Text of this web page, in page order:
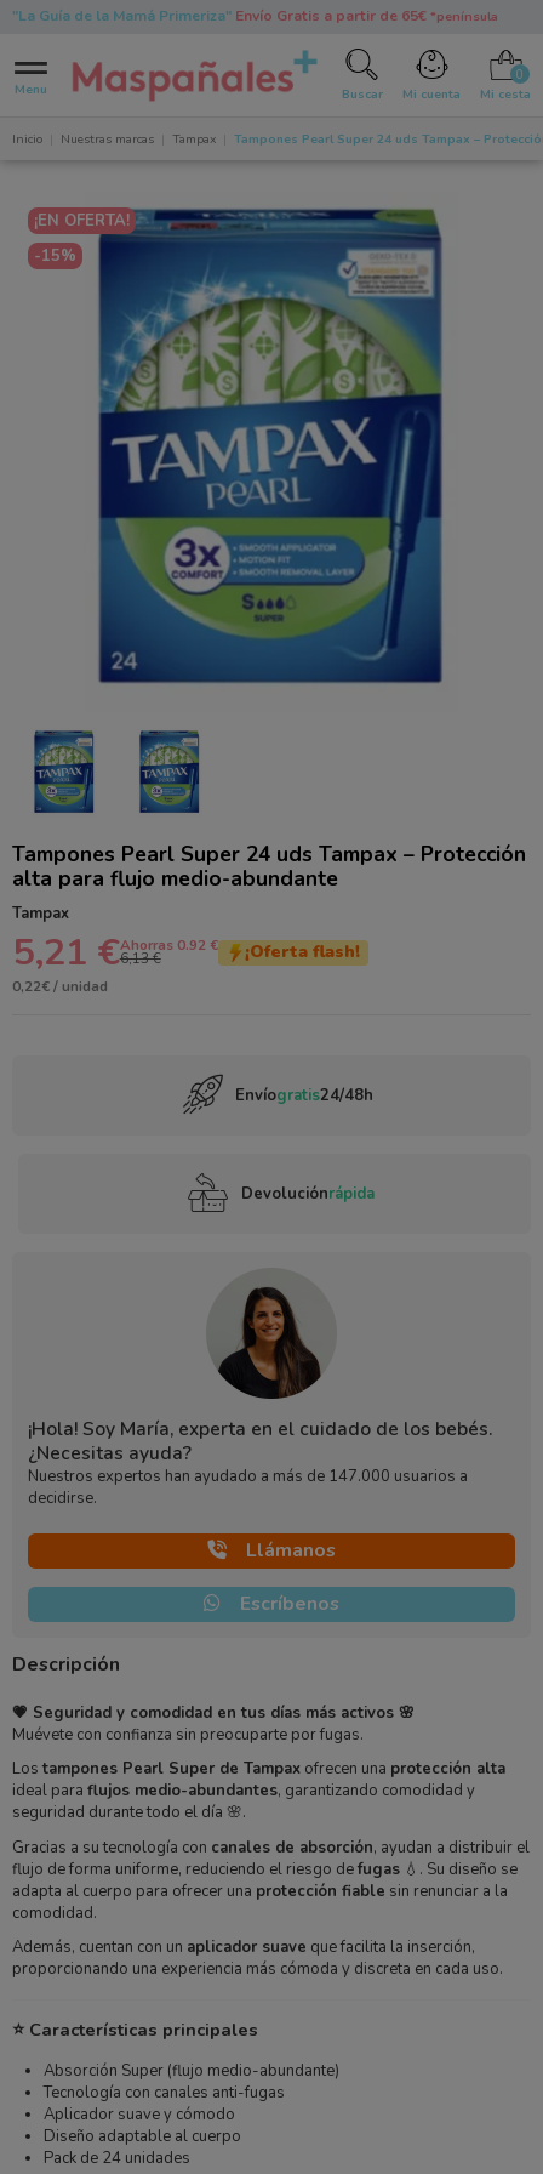
"La Guía de la Mamá Primeriza"Envío Gratis a partir de 65€ *península
Menu Buscar Mi cuenta Mi cesta
Inicio Nuestras marcas Tampax Tampones Pearl Super 24 uds Tampax –
¡EN OFERTA!
-15%
Tampones Pearl Super 24 uds Tampax – Protección
alta para flujo medio-abundante
Tampax
5,21 €Ahorras 0.92 €
6,13 € ¡Oferta flash!
0,22€ / unidad
Envíogratis24/48h
Devoluciónrápida
¡Hola! Soy María, experta en el cuidado de los bebés.
¿Necesitas ayuda?
Nuestros expertos han ayudado a más de 147.000 usuarios a
decidirse.
Llámanos
Escríbenos
Descripción
💗 Seguridad y comodidad en tus días más activos 🌸
Muévete con confianza sin preocuparte por fugas.
Los tampones Pearl Super de Tampaxofrecen una protección alta
ideal para flujos medio-abundantes, garantizando comodidad y
seguridad durante todo el día 🌸.
Gracias a su tecnología con canales de absorción, ayudan a distribuir el
flujo de forma uniforme, reduciendo el riesgo defugas💧. Su diseño se
adapta al cuerpo para ofrecer una protección fiable sin renunciar a la
comodidad.
Además, cuentan con un aplicador suave que facilita la inserción,
proporcionando una experiencia más cómoda y discreta en cada uso.
⭐ Características principales
Absorción Super (flujo medio-abundante)
Tecnología con canales anti-fugas
Aplicador suave y cómodo
Diseño adaptable al cuerpo
Pack de 24 unidades